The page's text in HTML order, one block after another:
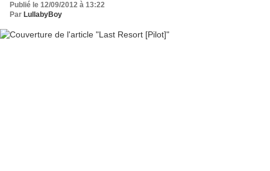
Publié le 12/09/2012 à 13:22
Par LullabyBoy